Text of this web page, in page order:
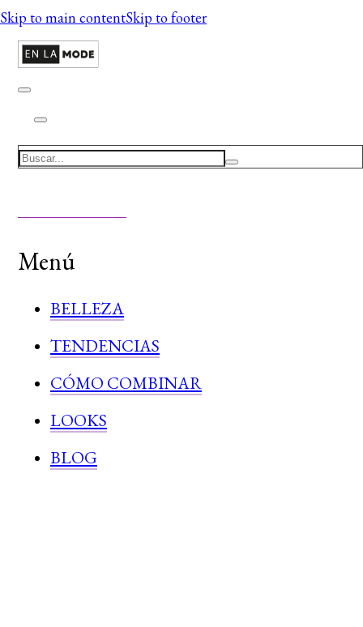
Skip to main contentSkip to footer
Search
Menú
BELLEZA
TENDENCIAS
CÓMO COMBINAR
LOOKS
BLOG